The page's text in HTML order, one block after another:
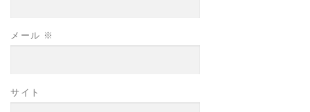
メール ※
サイト